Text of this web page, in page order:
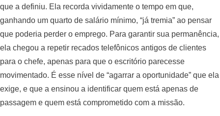
que a definiu. Ela recorda vividamente o tempo em que,
ganhando um quarto de salário mínimo, “já tremia” ao pensar
que poderia perder o emprego. Para garantir sua permanência,
ela chegou a repetir recados telefônicos antigos de clientes
para o chefe, apenas para que o escritório parecesse
movimentado. É esse nível de “agarrar a oportunidade” que ela
exige, e que a ensinou a identificar quem está apenas de
passagem e quem está comprometido com a missão.